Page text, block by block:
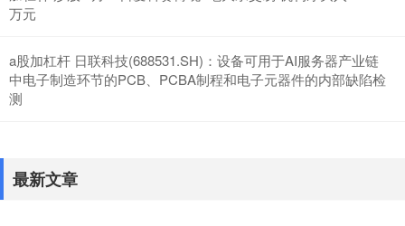
万元
a股加杠杆 日联科技(688531.SH)：设备可用于AI服务器产业链
中电子制造环节的PCB、PCBA制程和电子元器件的内部缺陷检
测
最新文章